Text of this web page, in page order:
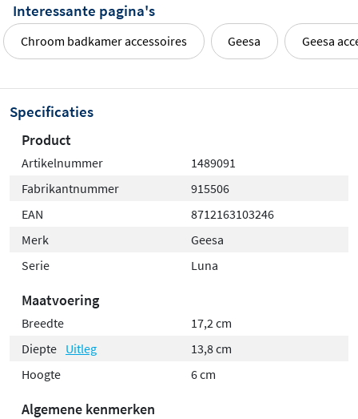
Interessante pagina's
Chroom badkamer accessoires Geesa Geesa
Specificaties
Product
Artikelnummer
1489091
Fabrikantnummer
915506
EAN
8712163103246
Merk
Geesa
Serie
Luna
Maatvoering
Breedte
17,2 cm
Diepte Uitleg
13,8 cm
Hoogte
6 cm
Algemene kenmerken